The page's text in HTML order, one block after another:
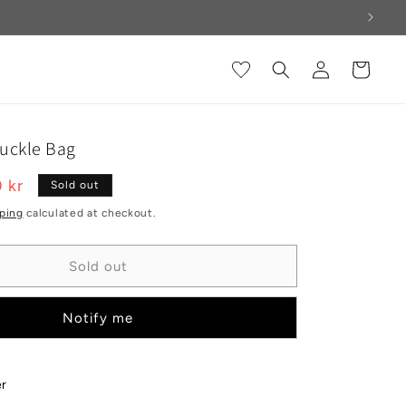
Log
in
Cart
Bag
kr Sold out
calculated at checkout.
Sold out
Notify me